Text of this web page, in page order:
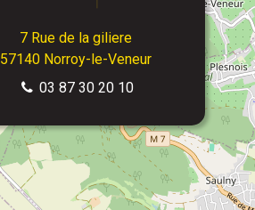
7 Rue de la giliere
57140 Norroy-le-Veneur
03 87 30 20 10